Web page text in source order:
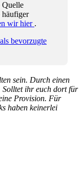
Quelle
häufiger
wir hier .
bevorzugte
sein. Durch einen
ihr euch dort für
Provision. Für
haben keinerlei